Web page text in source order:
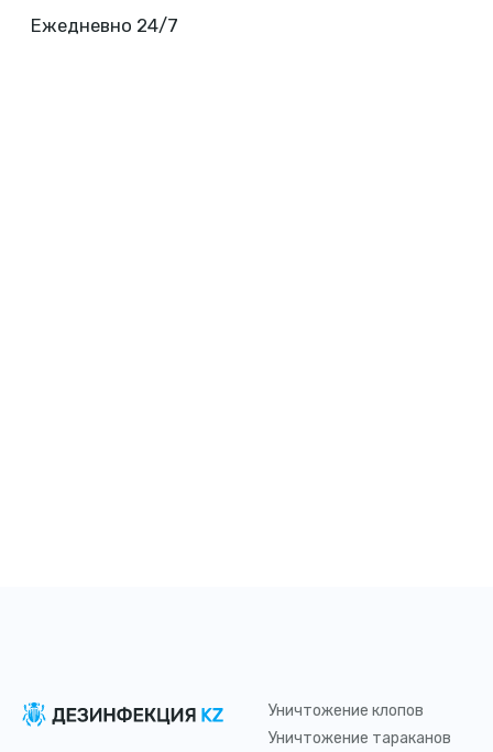
Уничтожение клопов
Уничтожение тараканов